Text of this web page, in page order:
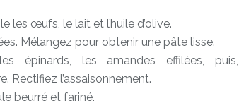
les œufs, le lait et l’huile d’olive.
Mélangez pour obtenir une pâte lisse.
épinards, les amandes effilées, puis,
Rectifiez l’assaisonnement.
beurré et fariné.